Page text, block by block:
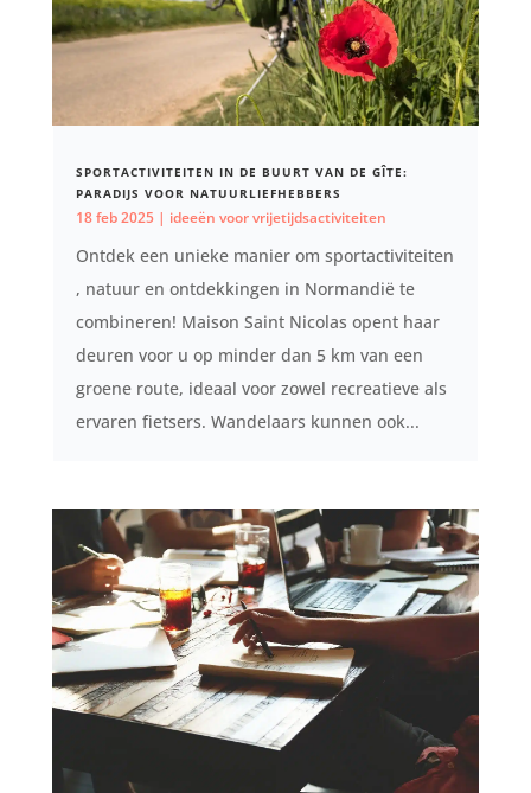
SPORTACTIVITEITEN IN DE BUURT VAN DE GÎTE:
PARADIJS VOOR NATUURLIEFHEBBERS
18 feb 2025| ideeën voor vrijetijdsactiviteiten
Ontdek een unieke manier om sportactiviteiten
, natuur en ontdekkingen in Normandië te
combineren! Maison Saint Nicolas opent haar
deuren voor u op minder dan 5 km van een
groene route, ideaal voor zowel recreatieve als
ervaren fietsers. Wandelaars kunnen ook...